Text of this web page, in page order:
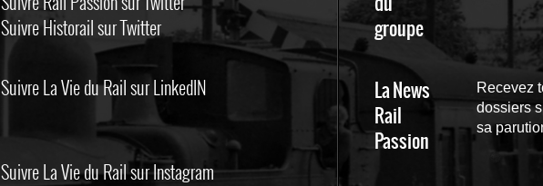
Suivre Historail sur Twitter
Suivre La Vie du Rail sur LinkedIN
Suivre La Vie du Rail sur Instagram
groupe
La News
Rail
Passion
Recevez
dossiers
sa